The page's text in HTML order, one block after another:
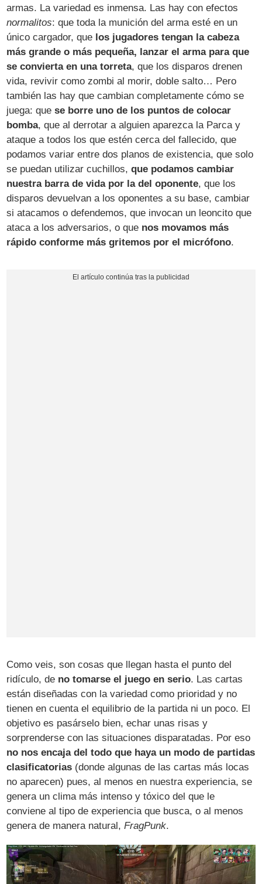
armas. La variedad es inmensa. Las hay con efectos
normalitos: que toda la munición del arma esté en un
único cargador, que los jugadores tengan la cabeza
más grande o más pequeña, lanzar el arma para que
se convierta en una torreta, que los disparos drenen
vida, revivir como zombi al morir, doble salto… Pero
también las hay que cambian completamente cómo se
juega: quese borre uno de los puntos de colocar
bomba, que al derrotar a alguien aparezca la Parca y
ataque a todos los que estén cerca del fallecido, que
podamos variar entre dos planos de existencia, que solo
se puedan utilizar cuchillos,que podamos cambiar
nuestra barra de vida por la del oponente, que los
disparos devuelvan a los oponentes a su base, cambiar
si atacamos o defendemos, que invocan un leoncito que
ataca a los adversarios, o que nos movamos más
rápido conforme más gritemos por el micrófono.
Como veis, son cosas que llegan hasta el punto del
ridículo, de no tomarse el juego en serio. Las cartas
están diseñadas con la variedad como prioridad y no
tienen en cuenta el equilibrio de la partida ni un poco. El
objetivo es pasárselo bien, echar unas risas y
sorprenderse con las situaciones disparatadas. Por eso
no nos encaja del todo que haya un modo de partidas
clasificatorias (donde algunas de las cartas más locas
no aparecen) pues, al menos en nuestra experiencia, se
genera un clima más intenso y tóxico del que le
conviene al tipo de experiencia que busca, o al menos
genera de manera natural,FragPunk.